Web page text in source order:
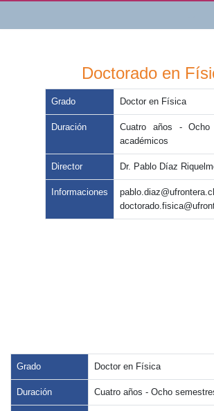
Doctorado en
Grado Doctor en Física
Duración
Cuatro años - Ocho
académicos
Director Dr. Pablo Díaz
Informaciones
pablo.diaz@ufrontera.cl
Grado Doctor en Física
Duración Cuatro años - Ocho